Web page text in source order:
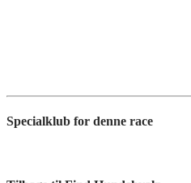
Specialklub for denne race